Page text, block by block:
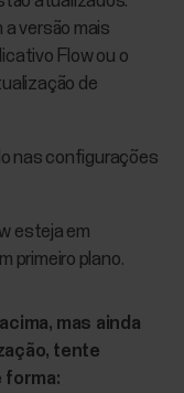
a versão mais
Flow ou o
de
nas configurações
esteja em
primeiro plano.
mas ainda
tente
forma: